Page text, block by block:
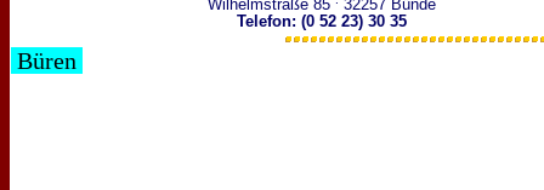
Wilhelmstraße 85
32257 Bünde
Telefon: (0 52 23) 30 35
Büren